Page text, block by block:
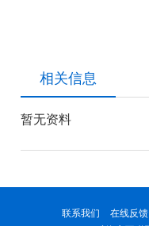
相关信息
暂无资料
联系我们 在线反馈